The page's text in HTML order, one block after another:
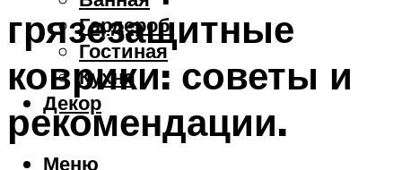
Гардероб
Гостиная
Кухня
Декор
Меню
грязезащитные
коврики: советы и
рекомендации.